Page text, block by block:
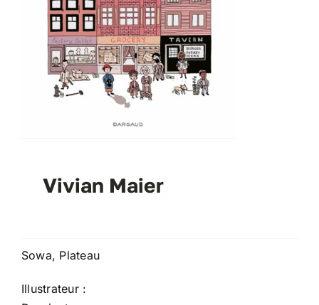
Vivian Maier
Sowa, Plateau
Illustrateur :